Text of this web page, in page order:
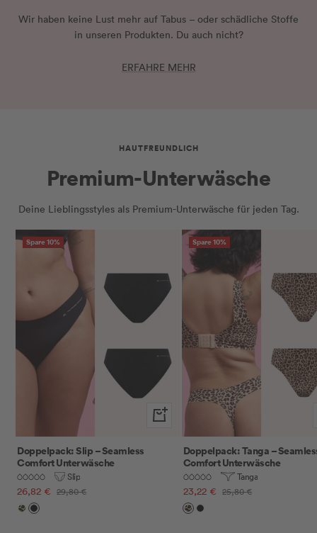
Wir haben keine Lust mehr auf Tabus – oder schädliche Stoffe
in unseren Produkten. Du auch nicht?
ERFAHRE MEHR
HAUTFREUNDLICH
Premium-Unterwäsche
Deine Lieblingsstyles als Premium-Unterwäsche für jeden Tag.
Spare 10%
Schnellansicht
Doppelpack: Slip – Seamless
Comfort Unterwäsche
Slip
Angebotspreis
26,82 € Regulärer
29,80 €
LeoSchwarz
Spare 10%
Doppelpack: Tanga –
Comfort Unterwäsche
Tanga
Angebotspreis
23,22 € Regulärer
25,80 €
LeoSchwarz